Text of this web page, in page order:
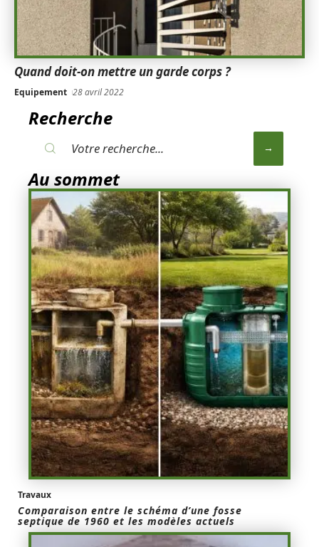
Quand doit-on mettre un garde corps ?
Equipement 28 avril 2022
Recherche
Au sommet
Travaux
Comparaison entre le schéma d’une fosse
septique de 1960 et les modèles actuels